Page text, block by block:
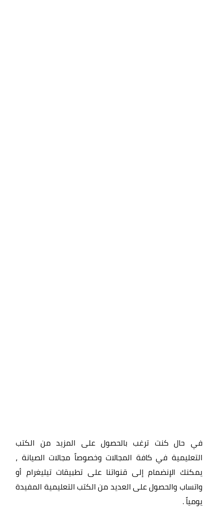
في حال كنت ترغب بالحصول على المزيد من الكتب
التعليمية في كافة المجالات وخصوصاً مجالات الصيانة ،
يمكنك الإنضمام إلى قنواتنا على تطبيقات تيليغرام أو
واتساب والحصول على العديد من الكتب التعليمية المفيدة
يومياً.